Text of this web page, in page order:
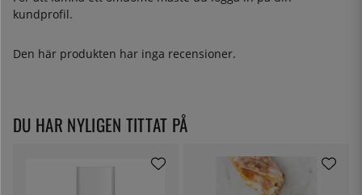
kundprofil.
Den här produkten har inga recensioner.
DU HAR NYLIGEN TITTAT PÅ